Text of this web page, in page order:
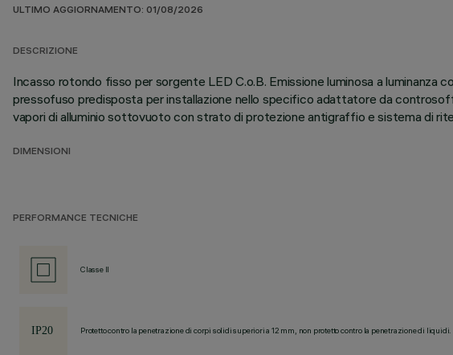
ULTIMO AGGIORNAMENTO: 01/08/2026
DESCRIZIONE
Incasso rotondo fisso per sorgente LED C.o.B. Emissione luminosa a
pressofuso predisposta per installazione nello specifico adattatore da
vapori di alluminio sottovuoto con strato di protezione antigraffio e sistema di
DIMENSIONI
PERFORMANCE TECNICHE
Classe II
Protetto contro la penetrazione di corpi solidi superiori a 12 mm, non protetto contro la penetrazione di liquidi.